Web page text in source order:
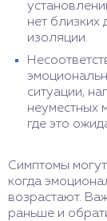
нет близких
изоляции.
ситуации,
неуместных
где это
Симптомы
когда
возрастают.
раньше и